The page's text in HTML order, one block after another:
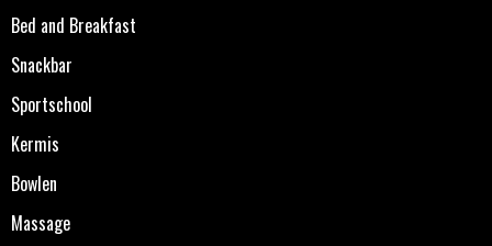
Bed and Breakfast
Snackbar
Sportschool
Kermis
Bowlen
Massage